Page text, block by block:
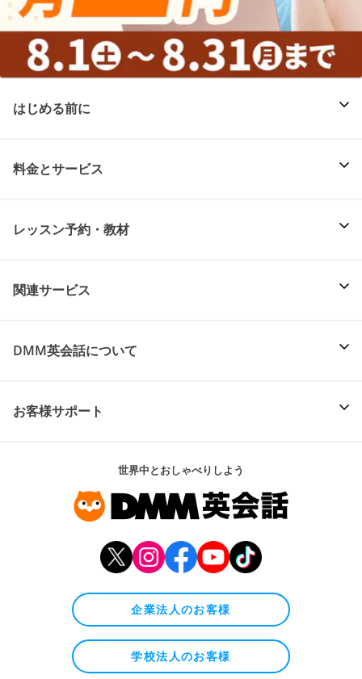
はじめる前に
料金とサービス
レッスン予約・教材
関連サービス
DMM英会話について
お客様サポート
世界中とおしゃべりしよう
企業法人のお客様
学校法人のお客様